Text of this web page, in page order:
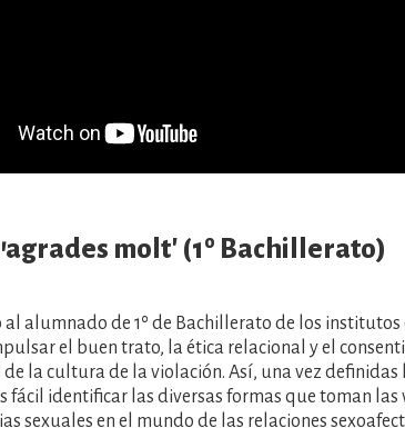
molt' (1º Bachillerato)
alumnado de 1º de Bachillerato de los institutos
el buen trato, la ética relacional y el
la cultura de la violación. Así, una vez definidas
fácil identificar las diversas formas que toman las
sexuales en el mundo de las relaciones